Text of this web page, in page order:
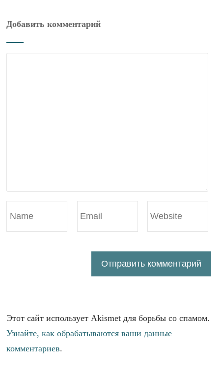
Добавить комментарий
Этот сайт использует Akismet для борьбы со спамом.
Узнайте, как обрабатываются ваши данные
комментариев.